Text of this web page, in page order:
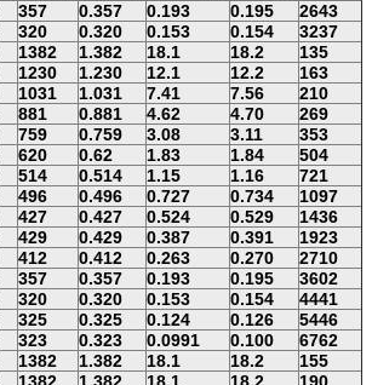
357 0.357 0.193 0.195
2643
320 0.320 0.153 0.154
3237
1382 1.382 18.1 18.2
135
1230 1.230 12.1 12.2
163
1031 1.031 7.41 7.56
210
881 0.881 4.62 4.70
269
759 0.759 3.08 3.11
353
620 0.62 1.83 1.84
504
514 0.514 1.15 1.16
721
496 0.496 0.727 0.734
1097
427 0.427 0.524 0.529
1436
429 0.429 0.387 0.391
1923
412 0.412 0.263 0.270
2710
357 0.357 0.193 0.195
3602
320 0.320 0.153 0.154
4441
325 0.325 0.124 0.126
5446
323 0.323 0.0991 0.100
6762
1382 1.382 18.1 18.2
155